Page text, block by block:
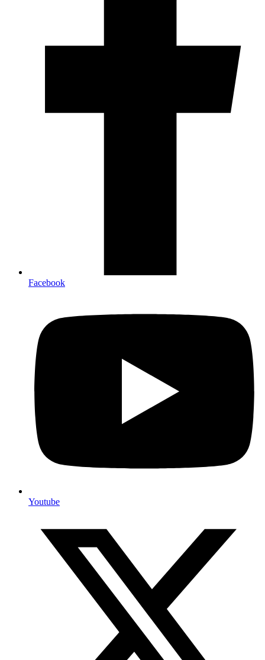
Facebook
Youtube